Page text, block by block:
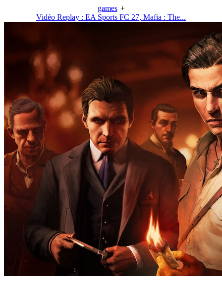
games +
Vidéo Replay : EA Sports FC 27, Mafia : The...